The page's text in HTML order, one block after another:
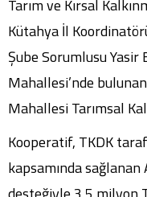
Tarım ve Kırsal
Kütahya İl
Şube Sorumlusu Yasir
Mahallesi’nde
Mahallesi Tarımsal
Kooperatif, TKDK
kapsamında